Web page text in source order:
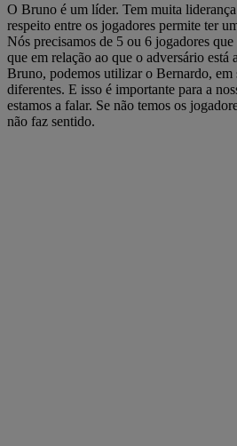
O Bruno é um líder. Tem muita
respeito entre os jogadores permite ter
Nós precisamos de 5 ou 6 jogadores
que em relação ao que o adversário
Bruno, podemos utilizar o Bernardo, em
diferentes. E isso é importante para a
estamos a falar. Se não temos os
não faz sentido.